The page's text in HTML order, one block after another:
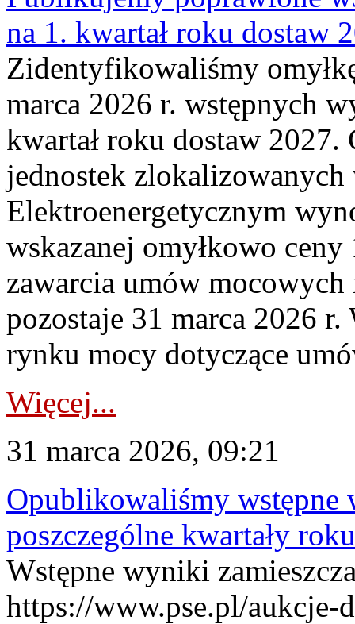
na 1. kwartał roku dostaw
Zidentyfikowaliśmy
marca 2026 r. wstępnych
kwartał roku dostaw
jednostek
Elektroenergetycznym
wskazanej omyłkowo
zawarcia umów
pozostaje 31 marca 2026
rynku mocy dotyczące
Więcej...
31 marca 2026, 09:21
Opublikowaliśmy
poszczególne kwartały
Wstępne wyniki
https://www.pse.pl/aukcje-